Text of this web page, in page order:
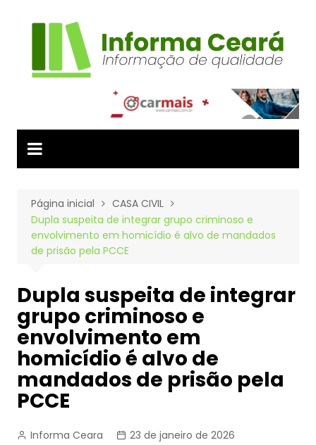
Página inicial
CASA CIVIL
Dupla suspeita de integrar grupo criminoso e
envolvimento em homicídio é alvo de mandados
de prisão pela PCCE
Dupla suspeita de integrar
grupo criminoso e
envolvimento em
homicídio é alvo de
mandados de prisão pela
PCCE
Informa Ceara
23 de janeiro de 2026